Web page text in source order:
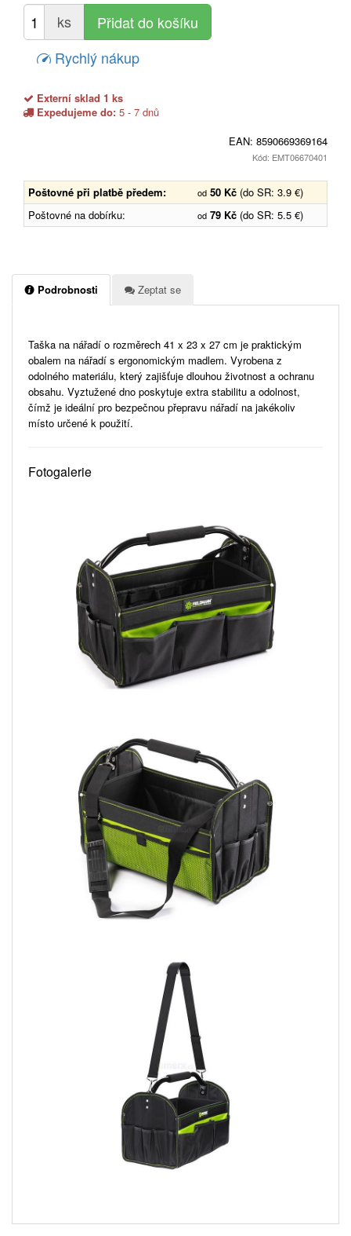
ks
Rychlý nákup
Externí sklad 1 ks
Expedujeme do: 5 - 7 dnů
EAN: 8590669369164
Kód: EMT06670401
Poštovné při platbě předem: od 50 Kč (do SR: 3.9 €)
Poštovné na dobírku:
od 79 Kč (do SR: 5.5 €)
Podrobnosti Zeptat se
Taška na nářadí o rozměrech 41 x 23 x 27 cm je praktickým
obalem na nářadí s ergonomickým madlem. Vyrobena z
odolného materiálu, který zajišťuje dlouhou životnost a ochranu
obsahu. Vyztužené dno poskytuje extra stabilitu a odolnost,
čímž je ideální pro bezpečnou přepravu nářadí na jakékoliv
místo určené k použití.
Fotogalerie